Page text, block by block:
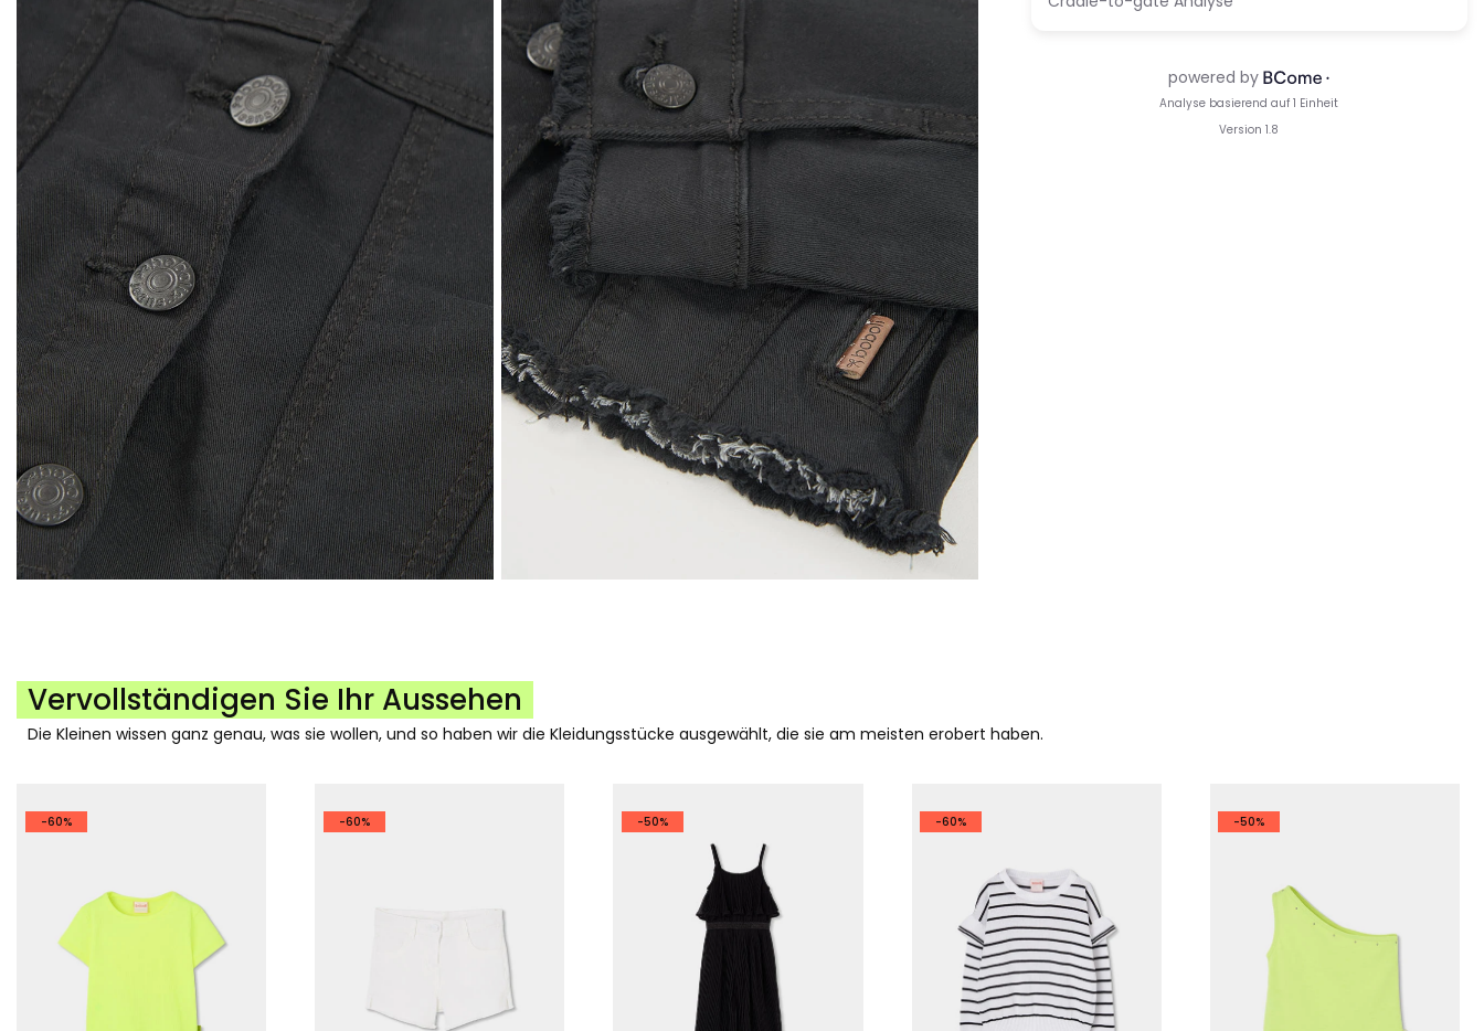
Vervollständigen Sie Ihr Aussehen
Die Kleinen wissen ganz genau, was sie wollen, und so haben wir die Kleidungsstücke ausgewählt, die sie am meisten erobert haben.
-60% -60% -50% -60% -50%